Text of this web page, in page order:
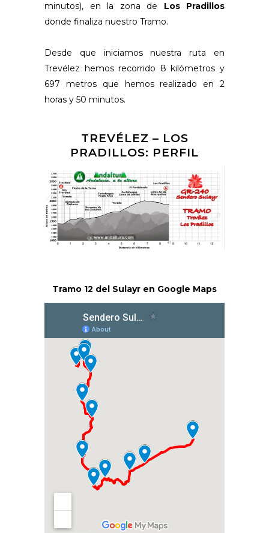
minutos), en la zona de Los Pradillos
donde finaliza nuestro Tramo.
Desde que iniciamos nuestra ruta en
Trevélez hemos recorrido 8 kilómetros y
697 metros que hemos realizado en 2
horas y 50 minutos.
TREVÉLEZ – LOS
PRADILLOS: PERFIL
Tramo 12 del Sulayr en Google Maps